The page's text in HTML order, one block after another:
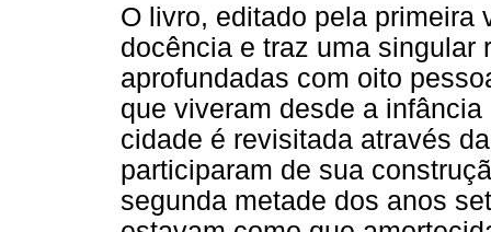
O livro, editado pela primeira
docência e traz uma singular
aprofundadas com oito
que viveram desde a
cidade é revisitada através
participaram de sua
segunda metade dos anos